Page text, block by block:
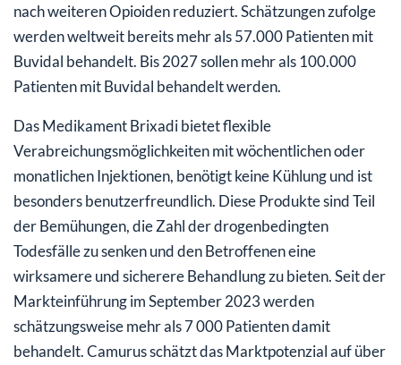
nach weiteren Opioiden reduziert. Schätzungen zufolge
werden weltweit bereits mehr als 57.000 Patienten mit
Buvidal behandelt. Bis 2027 sollen mehr als 100.000
Patienten mit Buvidal behandelt werden.
Das Medikament Brixadi bietet flexible
Verabreichungsmöglichkeiten mit wöchentlichen oder
monatlichen Injektionen, benötigt keine Kühlung und ist
besonders benutzerfreundlich. Diese Produkte sind Teil
der Bemühungen, die Zahl der drogenbedingten
Todesfälle zu senken und den Betroffenen eine
wirksamere und sicherere Behandlung zu bieten. Seit der
Markteinführung im September 2023 werden
schätzungsweise mehr als 7 000 Patienten damit
behandelt. Camurus schätzt das Marktpotenzial auf über